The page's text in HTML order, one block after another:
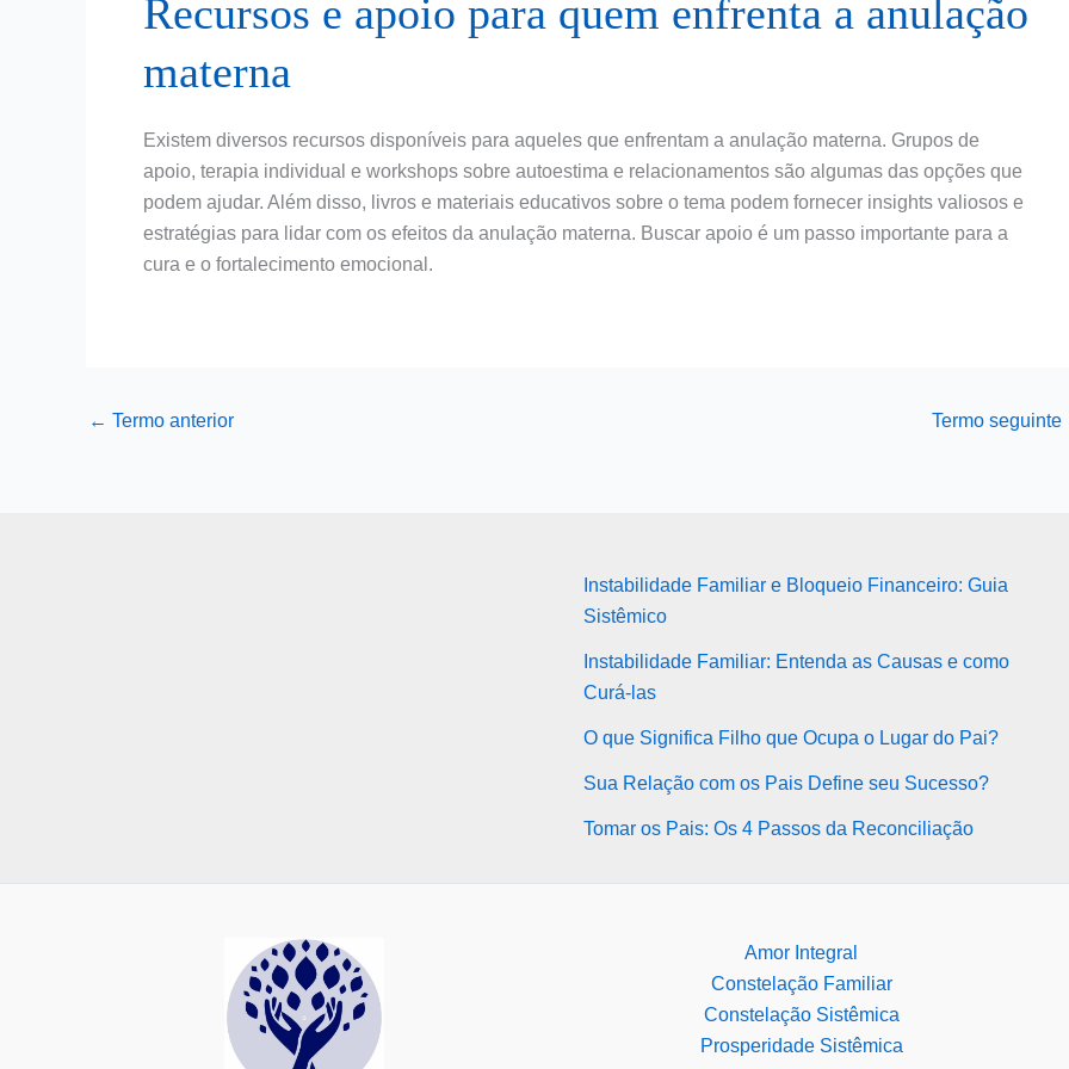
Recursos e apoio para quem enfrenta a anulação
materna
Existem diversos recursos disponíveis para aqueles que enfrentam a anulação materna. Grupos de
apoio, terapia individual e workshops sobre autoestima e relacionamentos são algumas das opções que
podem ajudar. Além disso, livros e materiais educativos sobre o tema podem fornecer insights valiosos e
estratégias para lidar com os efeitos da anulação materna. Buscar apoio é um passo importante para a
cura e o fortalecimento emocional.
← Termo anterior Termo seguinte
Instabilidade Familiar e Bloqueio Financeiro: Guia
Sistêmico
Instabilidade Familiar: Entenda as Causas e como
Curá-las
O que Significa Filho que Ocupa o Lugar do Pai?
Sua Relação com os Pais Define seu Sucesso?
Tomar os Pais: Os 4 Passos da Reconciliação
Amor Integral
Constelação Familiar
Constelação Sistêmica
Prosperidade Sistêmica